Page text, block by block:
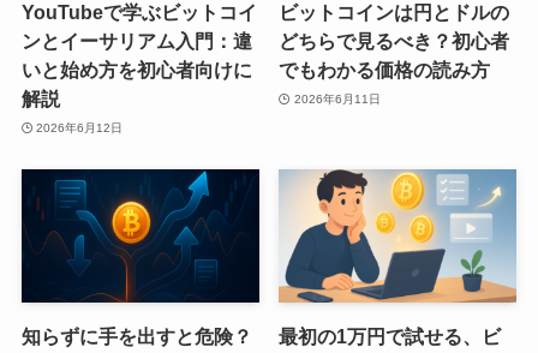
YouTubeで学ぶビットコイ
ンとイーサリアム入門：違
いと始め方を初心者向けに
解説
2026年6月12日
ビットコインは円とドルの
どちらで見るべき？初心者
でもわかる価格の読み方
2026年6月11日
知らずに手を出すと危険？
最初の1万円で試せる、ビ